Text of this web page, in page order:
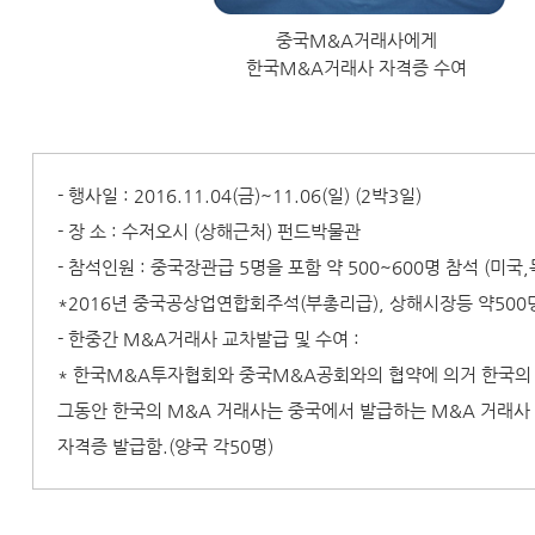
중국M&A거래사에게
한국M&A거래사 자격증 수여
- 행사일 : 2016.11.04(금)~11.06(일) (2박3일)
- 장 소 : 수저오시 (상해근처) 펀드박물관
- 참석인원 : 중국장관급 5명을 포함 약 500~600명 참석 (미국,
*2016년 중국공상업연합회주석(부총리급), 상해시장등 약500
- 한중간 M&A거래사 교차발급 및 수여 :
* 한국M&A투자협회와 중국M&A공회와의 협약에 의거 한국
그동안 한국의 M&A 거래사는 중국에서 발급하는 M&A 거래
자격증 발급함.(양국 각50명)